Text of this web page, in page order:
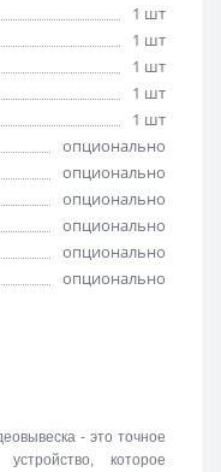
1 шт
1 шт
1 шт
1 шт
1 шт
опционально
опционально
опционально
опционально
опционально
опционально
- это точное
устройство, которое